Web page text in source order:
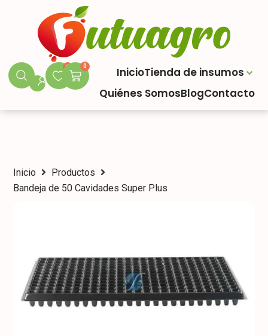
InicioTienda de insumos
Quiénes SomosBlogContacto
0 0
Inicio
Productos
Bandeja de 50 Cavidades Super Plus